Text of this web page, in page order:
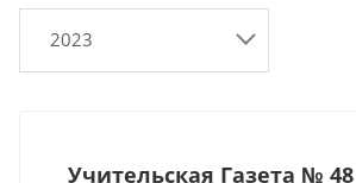
2023
Учительская Газета № 48